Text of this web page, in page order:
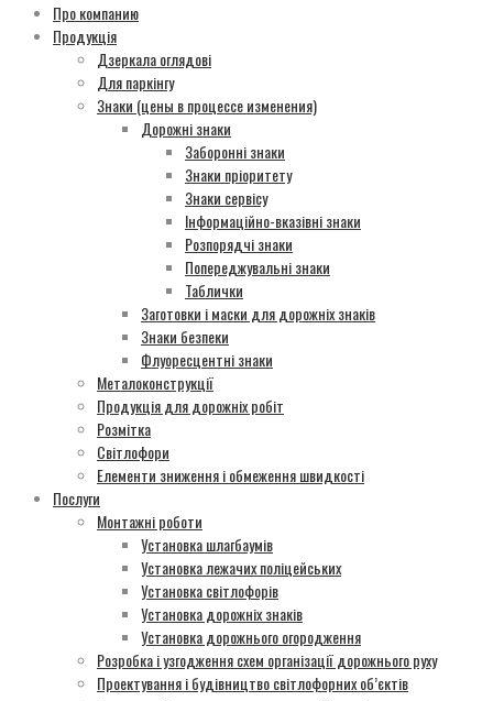
Про компанию
Продукція
Дзеркала оглядові
Для паркінгу
Знаки (цены в процессе изменения)
Дорожні знаки
Заборонні знаки
Знаки пріоритету
Знаки сервісу
Інформаційно-вказівні знаки
Розпорядчі знаки
Попереджувальні знаки
Таблички
Заготовки і маски для дорожніх знаків
Знаки безпеки
Флуоресцентні знаки
Металоконструкції
Продукція для дорожніх робіт
Розмітка
Світлофори
Елементи зниження і обмеження швидкості
Послуги
Монтажні роботи
Установка шлагбаумів
Установка лежачих поліцейських
Установка світлофорів
Установка дорожніх знаків
Установка дорожнього огородження
Розробка і узгодження схем організації дорожнього руху
Проектування і будівництво світлофорних об’єктів